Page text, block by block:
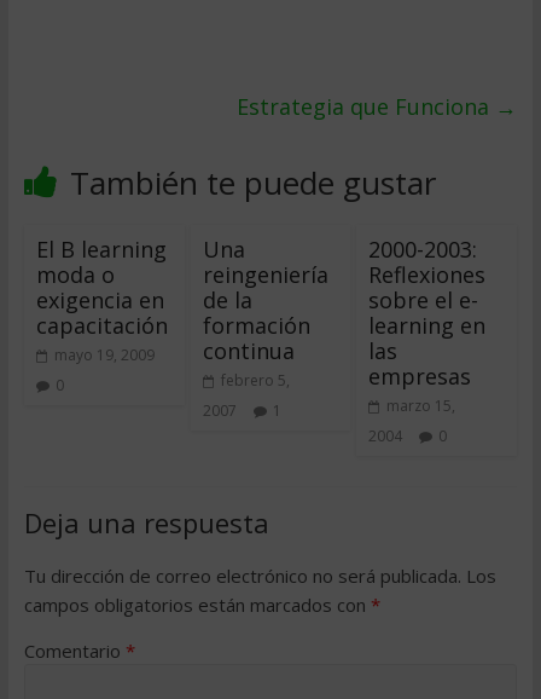
Estrategia que Funciona →
También te puede gustar
El B learning
moda o
exigencia en
capacitación
mayo 19, 2009
0
Una
reingeniería
de la
formación
continua
febrero 5,
2007
1
2000-2003:
Reflexiones
sobre el e-
learning en
las
empresas
marzo 15,
2004
0
Deja una respuesta
Tu dirección de correo electrónico no será publicada. Los
campos obligatorios están marcados con *
Comentario *